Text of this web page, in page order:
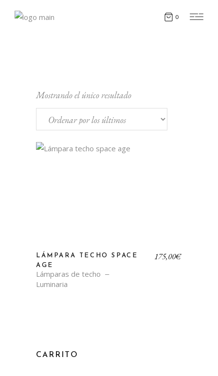
0
Mostrando el único resultado
LÁMPARA TECHO SPACE
AGE
Lámparas de techo
Luminaria
175,00€
CARRITO